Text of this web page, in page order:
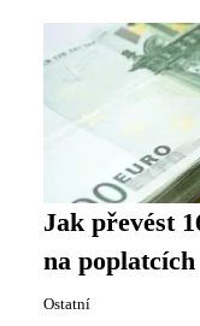
Jak převést
na poplatcích
Ostatní